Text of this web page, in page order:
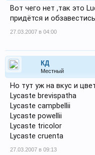
Вот чего нет ,так это
придётся и
27.03.2007 в 04:00
КД
Местный
Но тут уж на вкус и
Lycaste brevispatha
Lycaste campbellii
Lycaste powellii
Lycaste tricolor
Lycaste cruenta
27.03.2007 в 09:13